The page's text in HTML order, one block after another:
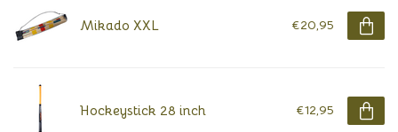
Mikado XXL €20,95
Hockeystick 28 inch €12,95